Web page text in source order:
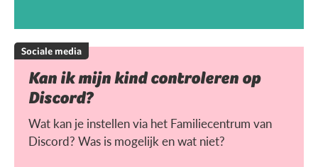
Sociale media
Kan ik mijn kind controleren op
Discord?
Wat kan je instellen via het Familiecentrum van
Discord? Was is mogelijk en wat niet?